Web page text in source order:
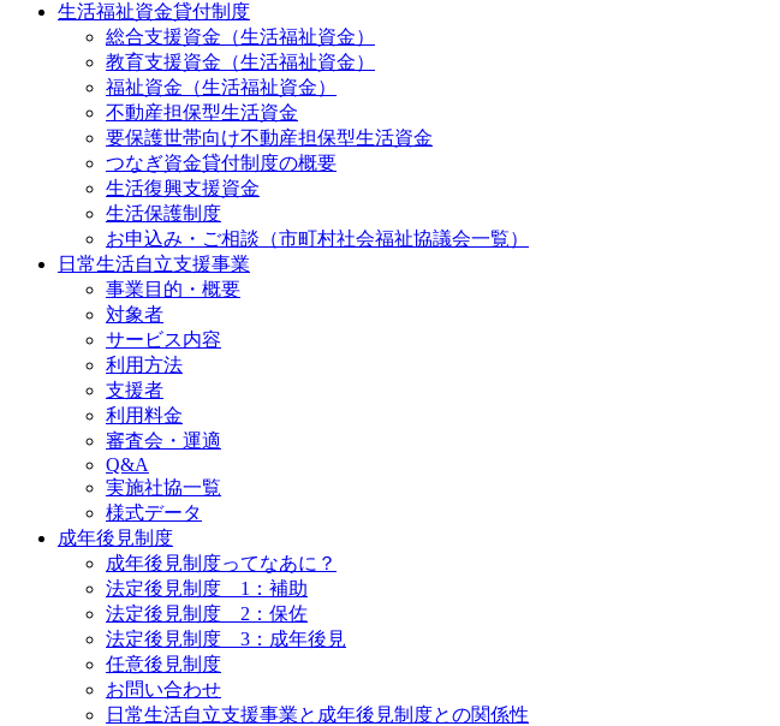
生活福祉資金貸付制度
総合支援資金（生活福祉資金）
教育支援資金（生活福祉資金）
福祉資金（生活福祉資金）
不動産担保型生活資金
要保護世帯向け不動産担保型生活資金
つなぎ資金貸付制度の概要
生活復興支援資金
生活保護制度
お申込み・ご相談（市町村社会福祉協議会一覧）
日常生活自立支援事業
事業目的・概要
対象者
サービス内容
利用方法
支援者
利用料金
審査会・運適
Q&A
実施社協一覧
様式データ
成年後見制度
成年後見制度ってなあに？
法定後見制度 1：補助
法定後見制度 2：保佐
法定後見制度 3：成年後見
任意後見制度
お問い合わせ
日常生活自立支援事業と成年後見制度との関係性